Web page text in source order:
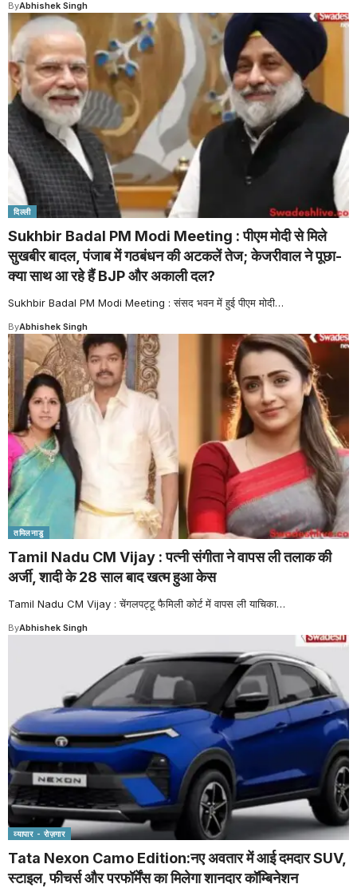
ByAbhishek Singh
दिल्ली
Sukhbir Badal PM Modi Meeting : पीएम मोदी से मिले
सुखबीर बादल, पंजाब में गठबंधन की अटकलें तेज; केजरीवाल ने पूछा-
क्या साथ आ रहे हैं BJP और अकाली दल?
Sukhbir Badal PM Modi Meeting : संसद भवन में हुई पीएम मोदी…
ByAbhishek Singh
तमिलनाडु
Tamil Nadu CM Vijay : पत्नी संगीता ने वापस ली तलाक की
अर्जी, शादी के 28 साल बाद खत्म हुआ केस
Tamil Nadu CM Vijay : चेंगलपट्टू फैमिली कोर्ट में वापस ली याचिका…
ByAbhishek Singh
व्यापार - रोज़गार
Tata Nexon Camo Edition:नए अवतार में आई दमदार SUV,
स्टाइल, फीचर्स और परफॉर्मेंस का मिलेगा शानदार कॉम्बिनेशन